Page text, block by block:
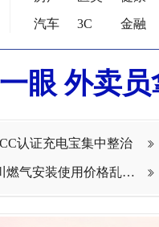
汽车
3C 金融
眼 外卖
认证充电宝集中整治 
违规收费、价格欺诈……四川燃气安装使用价格乱象典型案例被曝光 